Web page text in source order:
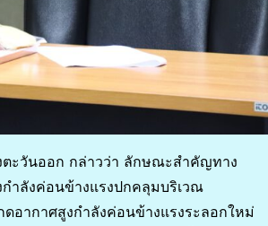
ตะวันออก กล่าวว่า ลักษณะสำคัญทาง
ำลังค่อนข้างแรงปกคลุมบริเวณ
อากาศสูงกำลังค่อนข้างแรงระลอกใหม่